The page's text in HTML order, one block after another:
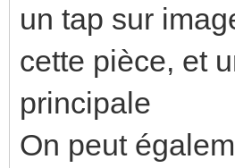
un tap sur
cette pièce, et
principale
On peut